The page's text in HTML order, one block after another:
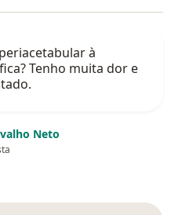
à
Tenho muita dor e
Neto